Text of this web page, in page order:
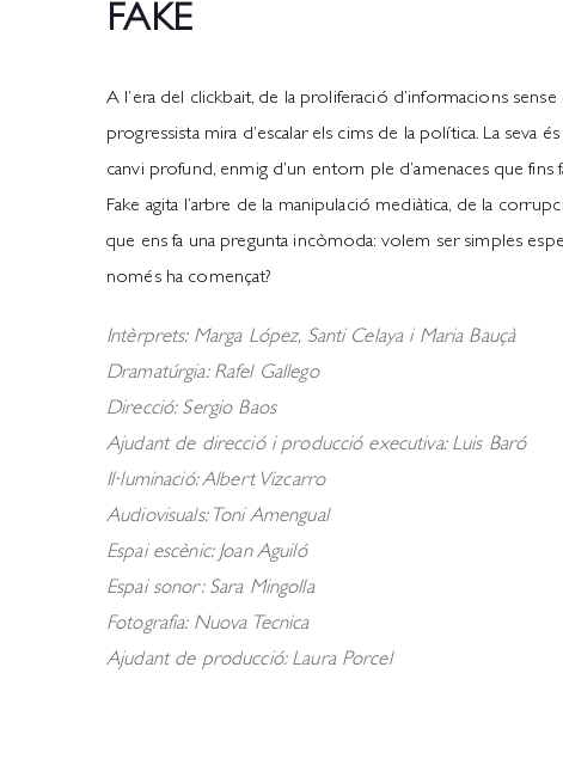
FAKE
A l’era del clickbait, de la proliferació d’informacions
progressista mira d’escalar els cims de la política. La seva
canvi profund, enmig d’un entorn ple d’amenaces que
Fake agita l’arbre de la manipulació mediàtica, de la
que ens fa una pregunta incòmoda: volem ser simples
només ha començat?
Intèrprets: Marga López, Santi Celaya i Maria Bauçà
Dramatúrgia: Rafel Gallego
Direcció: Sergio Baos
Ajudant de direcció i producció executiva: Luis Baró
Il·luminació: Albert Vizcarro
Audiovisuals: Toni Amengual
Espai escènic: Joan Aguiló
Espai sonor: Sara Mingolla
Fotografia: Nuova Tecnica
Ajudant de producció: Laura Porcel